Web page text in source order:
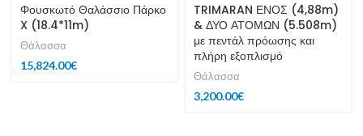
Φουσκωτό Θαλάσσιο Πάρκο
X (18.4*11m)
Θάλασσα
15,824.00€
TRIMARAN ΕΝΟΣ (4,88m)
& ΔΥΟ ΑΤΟΜΩΝ (5.508m)
με πεντάλ πρόωσης και
πλήρη εξοπλισμό
Θάλασσα
3,200.00€